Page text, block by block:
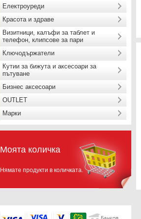
Електроуреди
Красота и здраве
Визитници, калъфи за таблет и
телефон, клипсове за пари
Ключодържатели
Кутии за бижута и аксесоари за
пътуване
Бизнес аксесоари
OUTLET
Марки
Моята количка
Нямате продукти в количката.